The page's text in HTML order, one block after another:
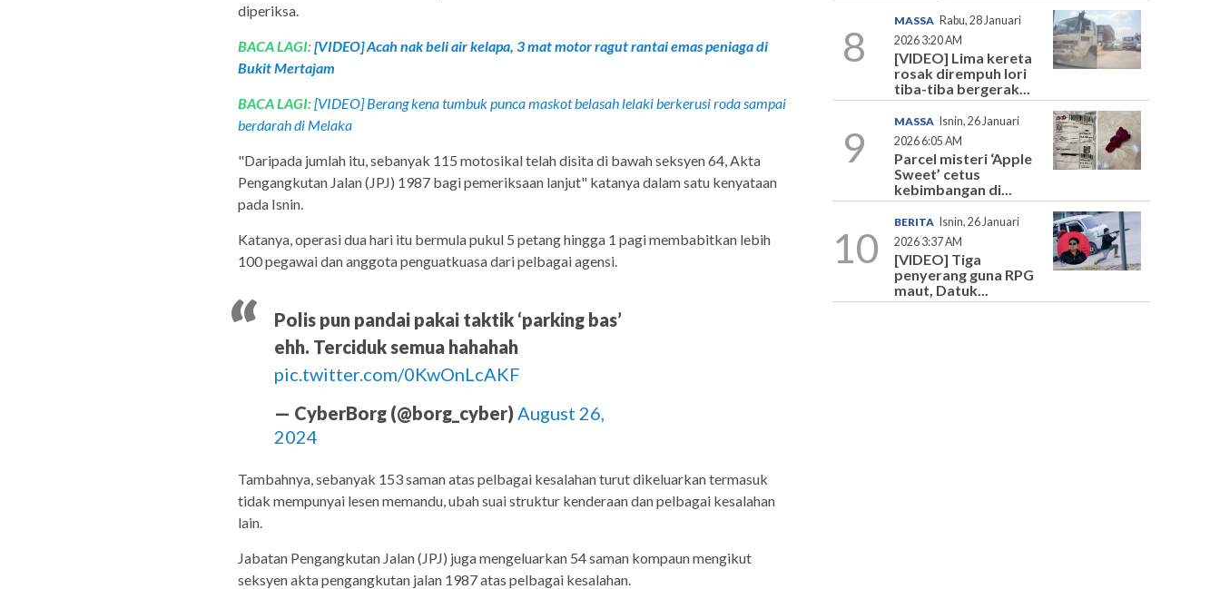
diperiksa.
BACA LAGI:[VIDEO] Acah nak beli air kelapa, 3 mat motor ragut rantai emas peniaga di
Bukit Mertajam
BACA LAGI:[VIDEO] Berang kena tumbuk punca maskot belasah lelaki berkerusi roda sampai
berdarah di Melaka
"Daripada jumlah itu, sebanyak 115 motosikal telah disita di bawah seksyen 64, Akta
Pengangkutan Jalan (JPJ) 1987 bagi pemeriksaan lanjut" katanya dalam satu kenyataan
pada Isnin.
Katanya, operasi dua hari itu bermula pukul 5 petang hingga 1 pagi membabitkan lebih
100 pegawai dan anggota penguatkuasa dari pelbagai agensi.
Polis pun pandai pakai taktik ‘parking bas’
ehh. Terciduk semua hahahah
pic.twitter.com/0KwOnLcAKF
— CyberBorg (@borg_cyber) August 26,
2024
Tambahnya, sebanyak 153 saman atas pelbagai kesalahan turut dikeluarkan termasuk
tidak mempunyai lesen memandu, ubah suai struktur kenderaan dan pelbagai kesalahan
lain.
Jabatan Pengangkutan Jalan (JPJ) juga mengeluarkan 54 saman kompaun mengikut
seksyen akta pengangkutan jalan 1987 atas pelbagai kesalahan.
8
MASSA Rabu, 28 Januari
2026 3:20 AM
[VIDEO] Lima kereta
rosak dirempuh lori
tiba-tiba bergerak...
9
MASSA
Isnin, 26 Januari
2026 6:05 AM
Parcel misteri ‘Apple
Sweet’ cetus
kebimbangan di...
10
BERITA
Isnin, 26 Januari
2026 3:37 AM
[VIDEO] Tiga
penyerang guna RPG
maut, Datuk...